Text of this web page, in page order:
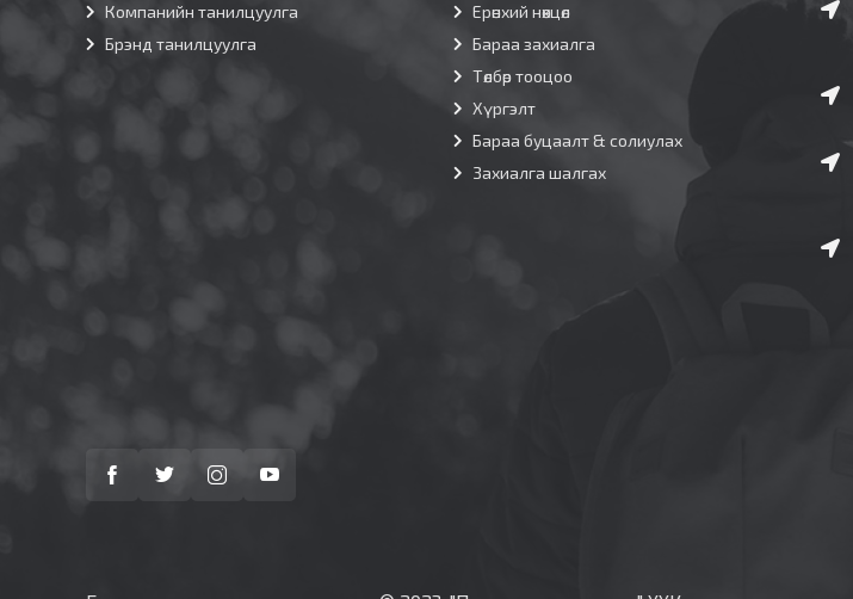
Компанийн танилцуулга
Брэнд танилцуулга
Ерөнхий нөхцөл
Бараа захиалга
Төлбөр тооцоо
Хүргэлт
Бараа буцаалт & солиулах
Захиалга шалгах